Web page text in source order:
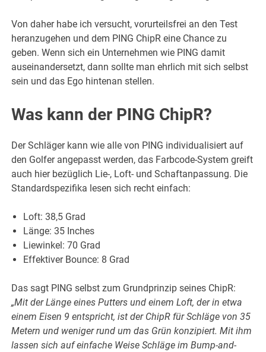
Von daher habe ich versucht, vorurteilsfrei an den Test
heranzugehen und dem PING ChipR eine Chance zu
geben. Wenn sich ein Unternehmen wie PING damit
auseinandersetzt, dann sollte man ehrlich mit sich selbst
sein und das Ego hintenan stellen.
Was kann der PING ChipR?
Der Schläger kann wie alle von PING individualisiert auf
den Golfer angepasst werden, das Farbcode-System greift
auch hier bezüglich Lie-, Loft- und Schaftanpassung. Die
Standardspezifika lesen sich recht einfach:
Loft: 38,5 Grad
Länge: 35 Inches
Liewinkel: 70 Grad
Effektiver Bounce: 8 Grad
Das sagt PING selbst zum Grundprinzip seines ChipR:
„Mit der Länge eines Putters und einem Loft, der in etwa
einem Eisen 9 entspricht, ist der ChipR für Schläge von 35
Metern und weniger rund um das Grün konzipiert. Mit ihm
lassen sich auf einfache Weise Schläge im Bump-and-